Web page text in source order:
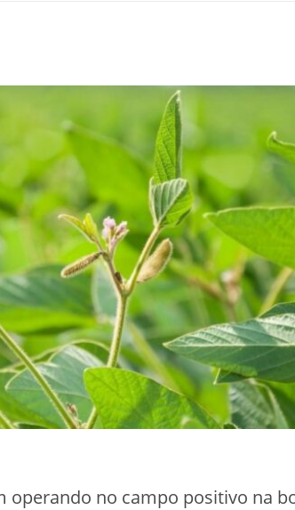
operando no campo positivo na